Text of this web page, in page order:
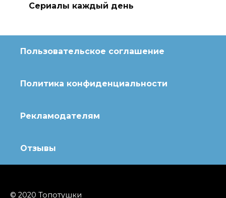
Сериалы каждый день
Пользовательское соглашение
Политика конфиденциальности
Рекламодателям
Отзывы
© 2020 Топотушки